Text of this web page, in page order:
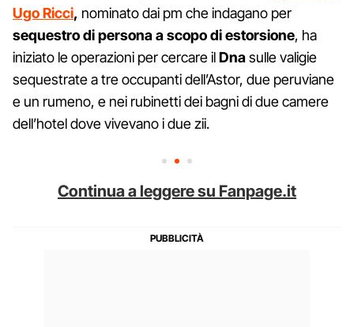
Ugo Ricci, nominato dai pm che indagano per
sequestro di persona a scopo di estorsione, ha
iniziato le operazioni per cercare ilDnasulle valigie
sequestrate a tre occupanti dell’Astor, due peruviane
e un rumeno, e nei rubinetti dei bagni di due camere
dell’hotel dove vivevano i due zii.
Continua a leggere su Fanpage.it